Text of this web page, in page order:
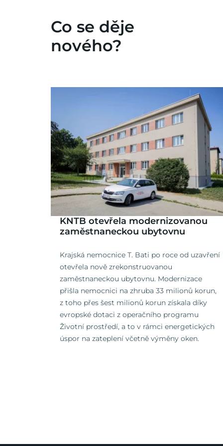
Co se děje
nového?
KNTB otevřela modernizovanou
zaměstnaneckou ubytovnu
Krajská nemocnice T. Bati po roce od uzavření
otevřela nově zrekonstruovanou
zaměstnaneckou ubytovnu. Modernizace
přišla nemocnici na zhruba 33 milionů korun,
z toho přes šest milionů korun získala díky
evropské dotaci z operačního programu
Životní prostředí, a to v rámci energetických
úspor na zateplení včetně výměny oken.